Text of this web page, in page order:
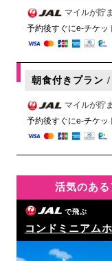
マイルが貯
予約後すぐにe-チケッ
朝食付きプラン
マイルが貯
予約後すぐにe-チケッ
活気のあ
で飛ぶ
コンドミニアム